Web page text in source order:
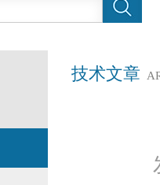
技术文章